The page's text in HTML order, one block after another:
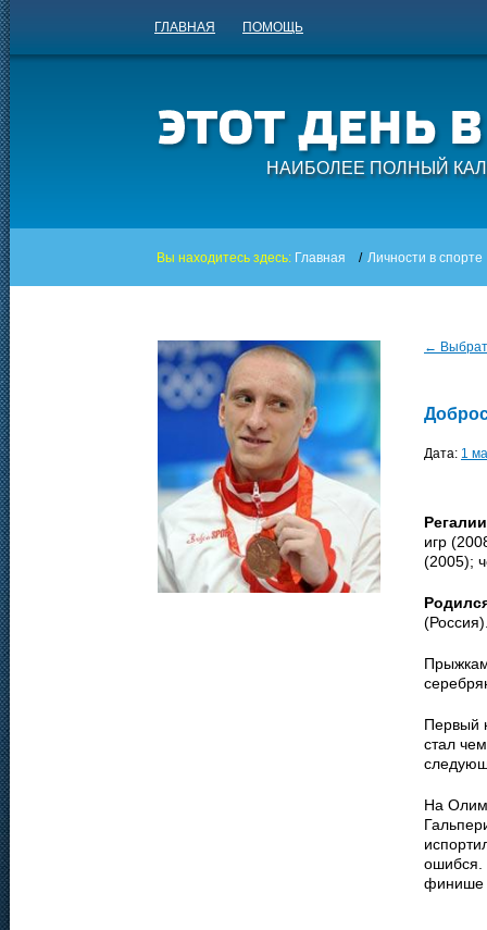
ГЛАВНАЯ ПОМОЩЬ
НАИБОЛЕЕ ПОЛНЫЙ
Вы находитесь здесь: Главная / Личности в спорте
←
Дата: 1
игр
(2005);
Первый
стал
На
ошибся.
финише